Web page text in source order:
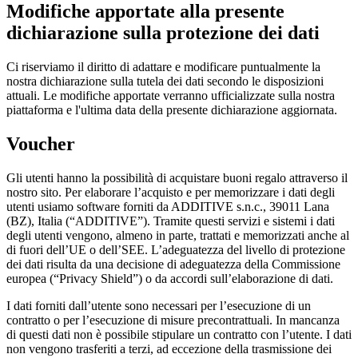
Modifiche apportate alla presente
dichiarazione sulla protezione dei dati
Ci riserviamo il diritto di adattare e modificare puntualmente la
nostra dichiarazione sulla tutela dei dati secondo le disposizioni
attuali. Le modifiche apportate verranno ufficializzate sulla nostra
piattaforma e l'ultima data della presente dichiarazione aggiornata.
Voucher
Gli utenti hanno la possibilità di acquistare buoni regalo attraverso il
nostro sito. Per elaborare l’acquisto e per memorizzare i dati degli
utenti usiamo software forniti da ADDITIVE s.n.c., 39011 Lana
(BZ), Italia (“ADDITIVE”). Tramite questi servizi e sistemi i dati
degli utenti vengono, almeno in parte, trattati e memorizzati anche al
di fuori dell’UE o dell’SEE. L’adeguatezza del livello di protezione
dei dati risulta da una decisione di adeguatezza della Commissione
europea (“Privacy Shield”) o da accordi sull’elaborazione di dati.
I dati forniti dall’utente sono necessari per l’esecuzione di un
contratto o per l’esecuzione di misure precontrattuali. In mancanza
di questi dati non è possibile stipulare un contratto con l’utente. I dati
non vengono trasferiti a terzi, ad eccezione della trasmissione dei